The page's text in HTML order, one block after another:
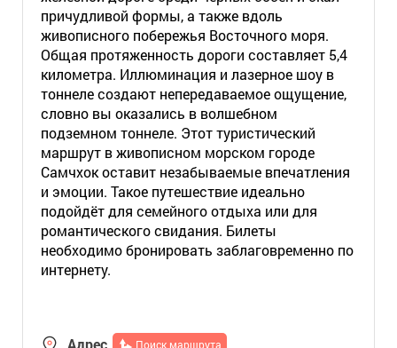
причудливой формы, а также вдоль
живописного побережья Восточного моря.
Общая протяженность дороги составляет 5,4
километра. Иллюминация и лазерное шоу в
тоннеле создают непередаваемое ощущение,
словно вы оказались в волшебном
подземном тоннеле. Этот туристический
маршрут в живописном морском городе
Самчхок оставит незабываемые впечатления
и эмоции. Такое путешествие идеально
подойдёт для семейного отдыха или для
романтического свидания. Билеты
необходимо бронировать заблаговременно по
интернету.
Адрес Поиск маршрута